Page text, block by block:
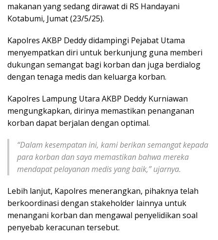
makanan yang sedang dirawat di RS Handayani
Kotabumi, Jumat (23/5/25).
Kapolres AKBP Deddy didampingi Pejabat Utama
menyempatkan diri untuk berkunjung guna memberi
dukungan semangat bagi korban dan juga berdialog
dengan tenaga medis dan keluarga korban.
Kapolres Lampung Utara AKBP Deddy Kurniawan
mengungkapkan, dirinya memastikan penanganan
korban dapat berjalan dengan optimal.
“Dalam kesempatan ini, kami berikan semangat kepada
para korban dan saya memastikan bahwa mereka
mendapat pelayanan medis yang baik,” ujarnya.
Lebih lanjut, Kapolres menerangkan, pihaknya telah
berkoordinasi dengan stakeholder lainnya untuk
menangani korban dan mengawal penyelidikan soal
penyebab keracunan tersebut.